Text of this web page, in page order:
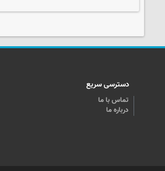
دسترسی سریع
تماس با ما
درباره ما